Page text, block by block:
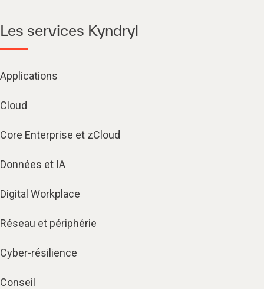
Les services Kyndryl
Applications
Cloud
Core Enterprise et zCloud
Données et IA
Digital Workplace
Réseau et périphérie
Cyber-résilience
Conseil